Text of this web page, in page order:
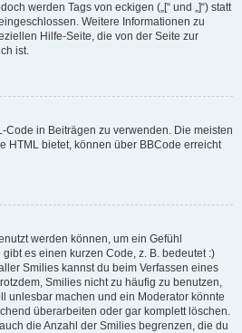
werden Tags von eckigen („[“ und „]“) statt
Weitere Informationen zu
Hilfe-Seite, die von der Seite zur
ist.
Code in Beiträgen zu verwenden. Die meisten
HTML bietet, können über BBCode erreicht
werden können, um ein Gefühl
es einen kurzen Code, z. B. bedeutet :)
Smilies kannst du beim Verfassen eines
Smilies nicht zu häufig zu benutzen,
unlesbar machen und ein Moderator könnte
überarbeiten oder gar komplett löschen.
die Anzahl der Smilies begrenzen, die du